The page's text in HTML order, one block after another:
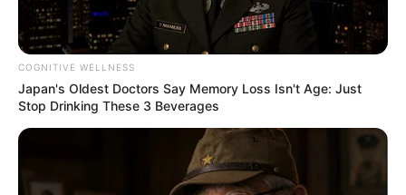
Sehenswürdigkeiten und Ausflugsziele Bad Hombur
g
Weihnachtsmarkt in Bad Homburg
Stadtplan Bad Homburg online
Landkarte bzw. Stadtplan Bad Homburg bei Amazon
Tickets Stadtführungen (geführte Touren) und Musee
COGNITIVE WELLNESS
Japan's Oldest Doctors Say Memory Loss Isn't Age: Just
Stop Drinking These 3 Beverages